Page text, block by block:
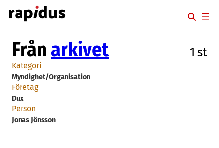
Hoppa
till
Från arkivet 1 st
Kategori
Myndighet/Organisation
Företag
Dux
Person
Jonas Jönsson